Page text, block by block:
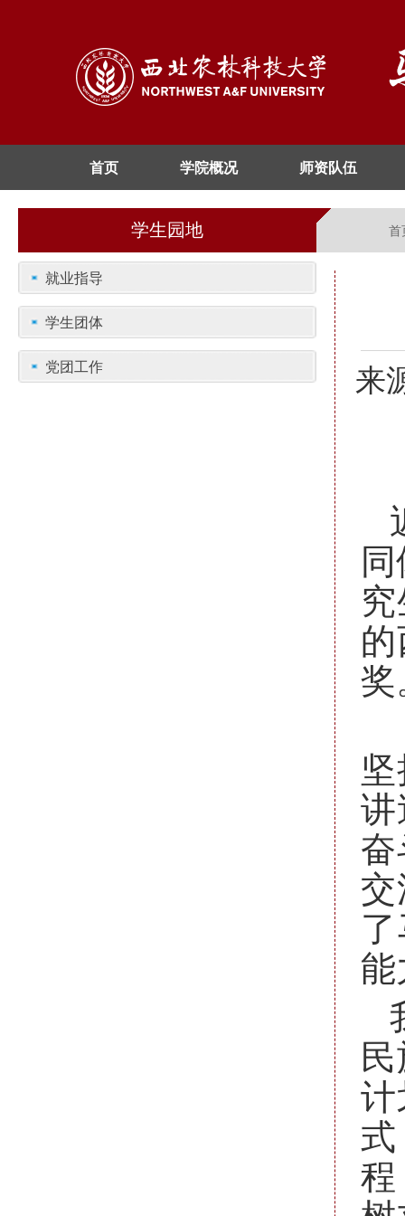
首页 学院概况 师资队伍
学生园地 首
就业指导
学生团体
党团工作 来